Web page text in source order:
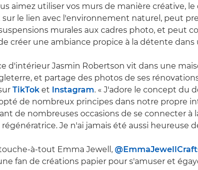
aimez utiliser vos murs de manière créative,
le lien avec l'environnement naturel, peut
murales aux cadres photo, et peut
créer une ambiance propice à la détente dans
d'intérieur Jasmin Robertson vit dans une
et partage des photos de ses
TikTok et Instagram. « J'adore le concept du
de nombreux principes dans notre propre
de nombreuses occasions de se connecter à
Je n'ai jamais été aussi heureuse
à-tout Emma Jewell,
fan de créations papier pour s'amuser et